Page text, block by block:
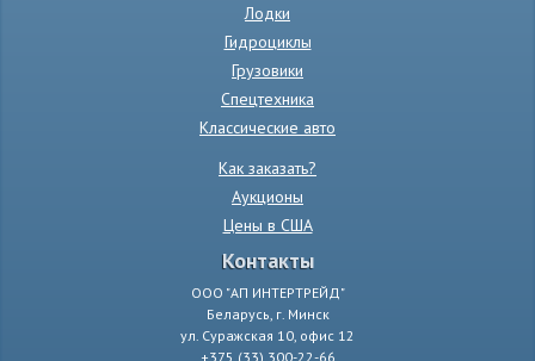
Лодки
Гидроциклы
Грузовики
Спецтехника
Классические авто
Как заказать?
Аукционы
Цены в США
Контакты
ООО "АП ИНТЕРТРЕЙД"
Беларусь, г. Минск
ул. Суражская 10, офис 12
+375 (33) 300-22-66